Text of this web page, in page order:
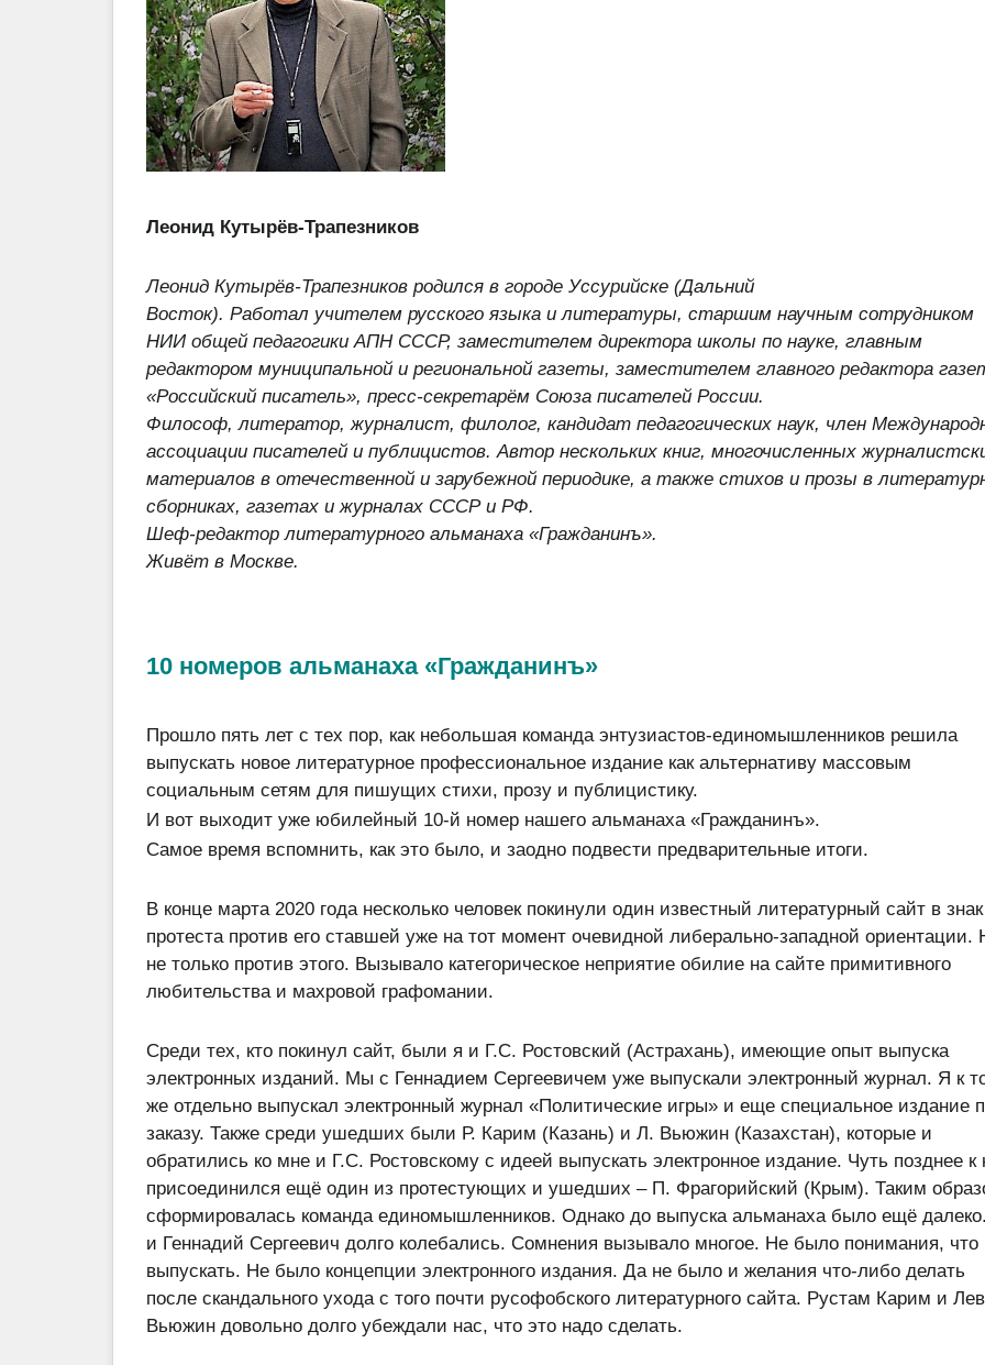
Леонид Кутырёв-Трапезников
Леонид Кутырёв-Трапезников родился в городе Уссурийске (Дальний
Восток). Работал учителем русского языка и литературы, старшим научным сотрудником
НИИ общей педагогики АПН СССР, заместителем директора школы по науке, главным
редактором муниципальной и региональной газеты, заместителем главного редактора
«Российский писатель», пресс-секретарём Союза писателей России.
Философ, литератор, журналист, филолог, кандидат педагогических наук, член
ассоциации писателей и публицистов. Автор нескольких книг, многочисленных
материалов в отечественной и зарубежной периодике, а также стихов и прозы в
сборниках, газетах и журналах СССР и РФ.
Шеф-редактор литературного альманаха «Гражданинъ».
Живёт в Москве.
10 номеров альманаха «Гражданинъ»
Прошло пять лет с тех пор, как небольшая команда энтузиастов-единомышленников решила
выпускать новое литературное профессиональное издание как альтернативу массовым
социальным сетям для пишущих стихи, прозу и публицистику.
И вот выходит уже юбилейный 10-й номер нашего альманаха «Гражданинъ».
Самое время вспомнить, как это было, и заодно подвести предварительные итоги.
В конце марта 2020 года несколько человек покинули один известный литературный сайт в знак
протеста против его ставшей уже на тот момент очевидной либерально-западной ориентации.
не только против этого. Вызывало категорическое неприятие обилие на сайте примитивного
любительства и махровой графомании.
Среди тех, кто покинул сайт, были я и Г.С. Ростовский (Астрахань), имеющие опыт выпуска
электронных изданий. Мы с Геннадием Сергеевичем уже выпускали электронный журнал. Я к
же отдельно выпускал электронный журнал «Политические игры» и еще специальное издание
заказу. Также среди ушедших были Р. Карим (Казань) и Л. Вьюжин (Казахстан), которые и
обратились ко мне и Г.С. Ростовскому с идеей выпускать электронное издание. Чуть позднее к
присоединился ещё один из протестующих и ушедших – П. Фрагорийский (Крым). Таким
сформировалась команда единомышленников. Однако до выпуска альманаха было ещё
и Геннадий Сергеевич долго колебались. Сомнения вызывало многое. Не было понимания, что
выпускать. Не было концепции электронного издания. Да не было и желания что-либо делать
после скандального ухода с того почти русофобского литературного сайта. Рустам Карим и Лев
Вьюжин довольно долго убеждали нас, что это надо сделать.